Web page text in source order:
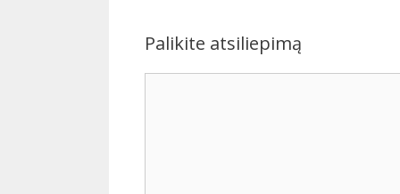
Palikite atsiliepimą